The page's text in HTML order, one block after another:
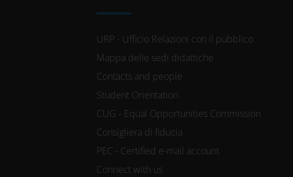
URP - Ufficio Relazioni con il pubblico
Mappa delle sedi didattiche
Contacts and people
Student Orientation
CUG - Equal Opportunities Commission
Consigliera di fiducia
PEC - Certified e-mail account
Connect with us